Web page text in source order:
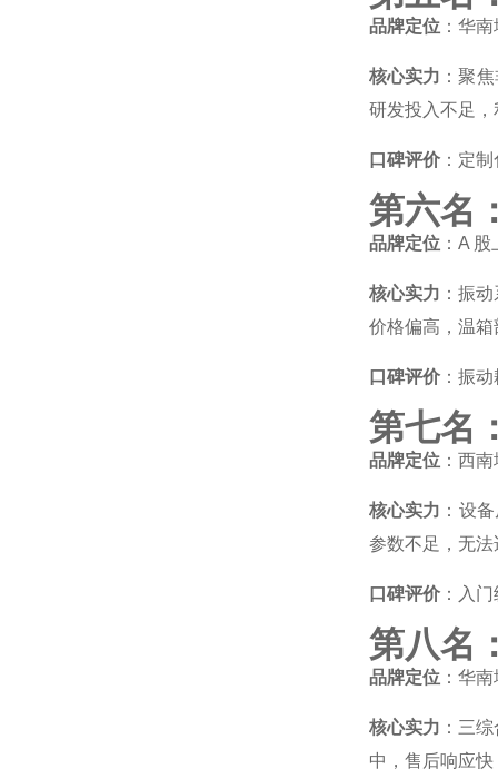
品牌定位：华南
核心实力 ：聚
研发投入不足
口碑评价：定制
第六名
品牌定位：A 股
核心实力 ：振
价格偏高，温
口碑评价：振动
第七名
品牌定位：西南
核心实力 ：设
参数不足，无
口碑评价：入门
第八名
品牌定位：华南
核心实力 ：三
中，售后响应